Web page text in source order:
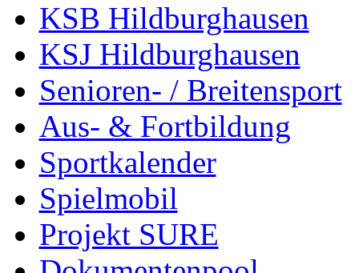
KSB Hildburghausen
KSJ Hildburghausen
Senioren- / Breitensport
Aus- & Fortbildung
Sportkalender
Spielmobil
Projekt SURE